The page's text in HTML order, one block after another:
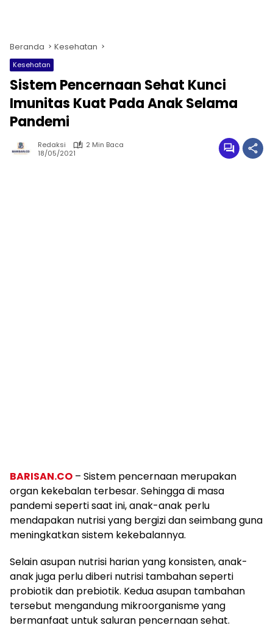
Beranda Kesehatan
Kesehatan
Sistem Pencernaan Sehat Kunci
Imunitas Kuat Pada Anak Selama
Pandemi
Redaksi
2 Min Baca
18/05/2021
BARISAN.CO – Sistem pencernaan merupakan
organ kekebalan terbesar. Sehingga di masa
pandemi seperti saat ini, anak-anak perlu
mendapakan nutrisi yang bergizi dan seimbang guna
meningkatkan sistem kekebalannya.
Selain asupan nutrisi harian yang konsisten, anak-
anak juga perlu diberi nutrisi tambahan seperti
probiotik dan prebiotik. Kedua asupan tambahan
tersebut mengandung mikroorganisme yang
bermanfaat untuk saluran pencernaan sehat.